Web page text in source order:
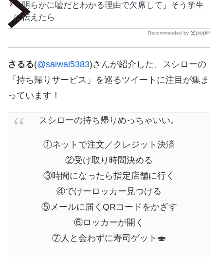
「明らかに嘘だとわかる理由で欠席して」そう学生
に伝えたら
Recommended by
さるる(@saiwai5383)さんが紹介した、スシローの
「持ち帰りサービス」を巡るツイートに注目が集ま
っています！
スシローの持ち帰りめっちゃいい。
①ネットで注文／クレジット決済
②受け取り時間決める
③時間になったら指定店舗に行く
④でけーロッカー見つける
⑤メールに届くQRコードをかざす
⑥ロッカーが開く
⑦人と会わずに寿司ゲット🍣